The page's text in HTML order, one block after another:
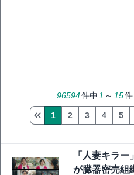
96594件中 1 ～ 15件
1 2 3 4 5
「人妻キラ
が臓器密売組